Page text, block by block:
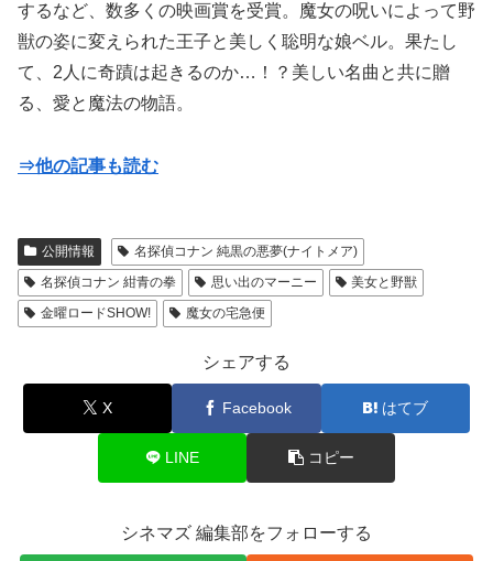
するなど、数多くの映画賞を受賞。魔女の呪いによって野
獣の姿に変えられた王子と美しく聡明な娘ベル。果たし
て、2人に奇蹟は起きるのか…！？美しい名曲と共に贈
る、愛と魔法の物語。
⇒他の記事も読む
公開情報
名探偵コナン 純黒の悪夢(ナイトメア)
名探偵コナン 紺青の拳
思い出のマーニー
美女と野獣
金曜ロードSHOW!
魔女の宅急便
シェアする
X Facebook はてブ
LINE コピー
シネマズ 編集部をフォローする